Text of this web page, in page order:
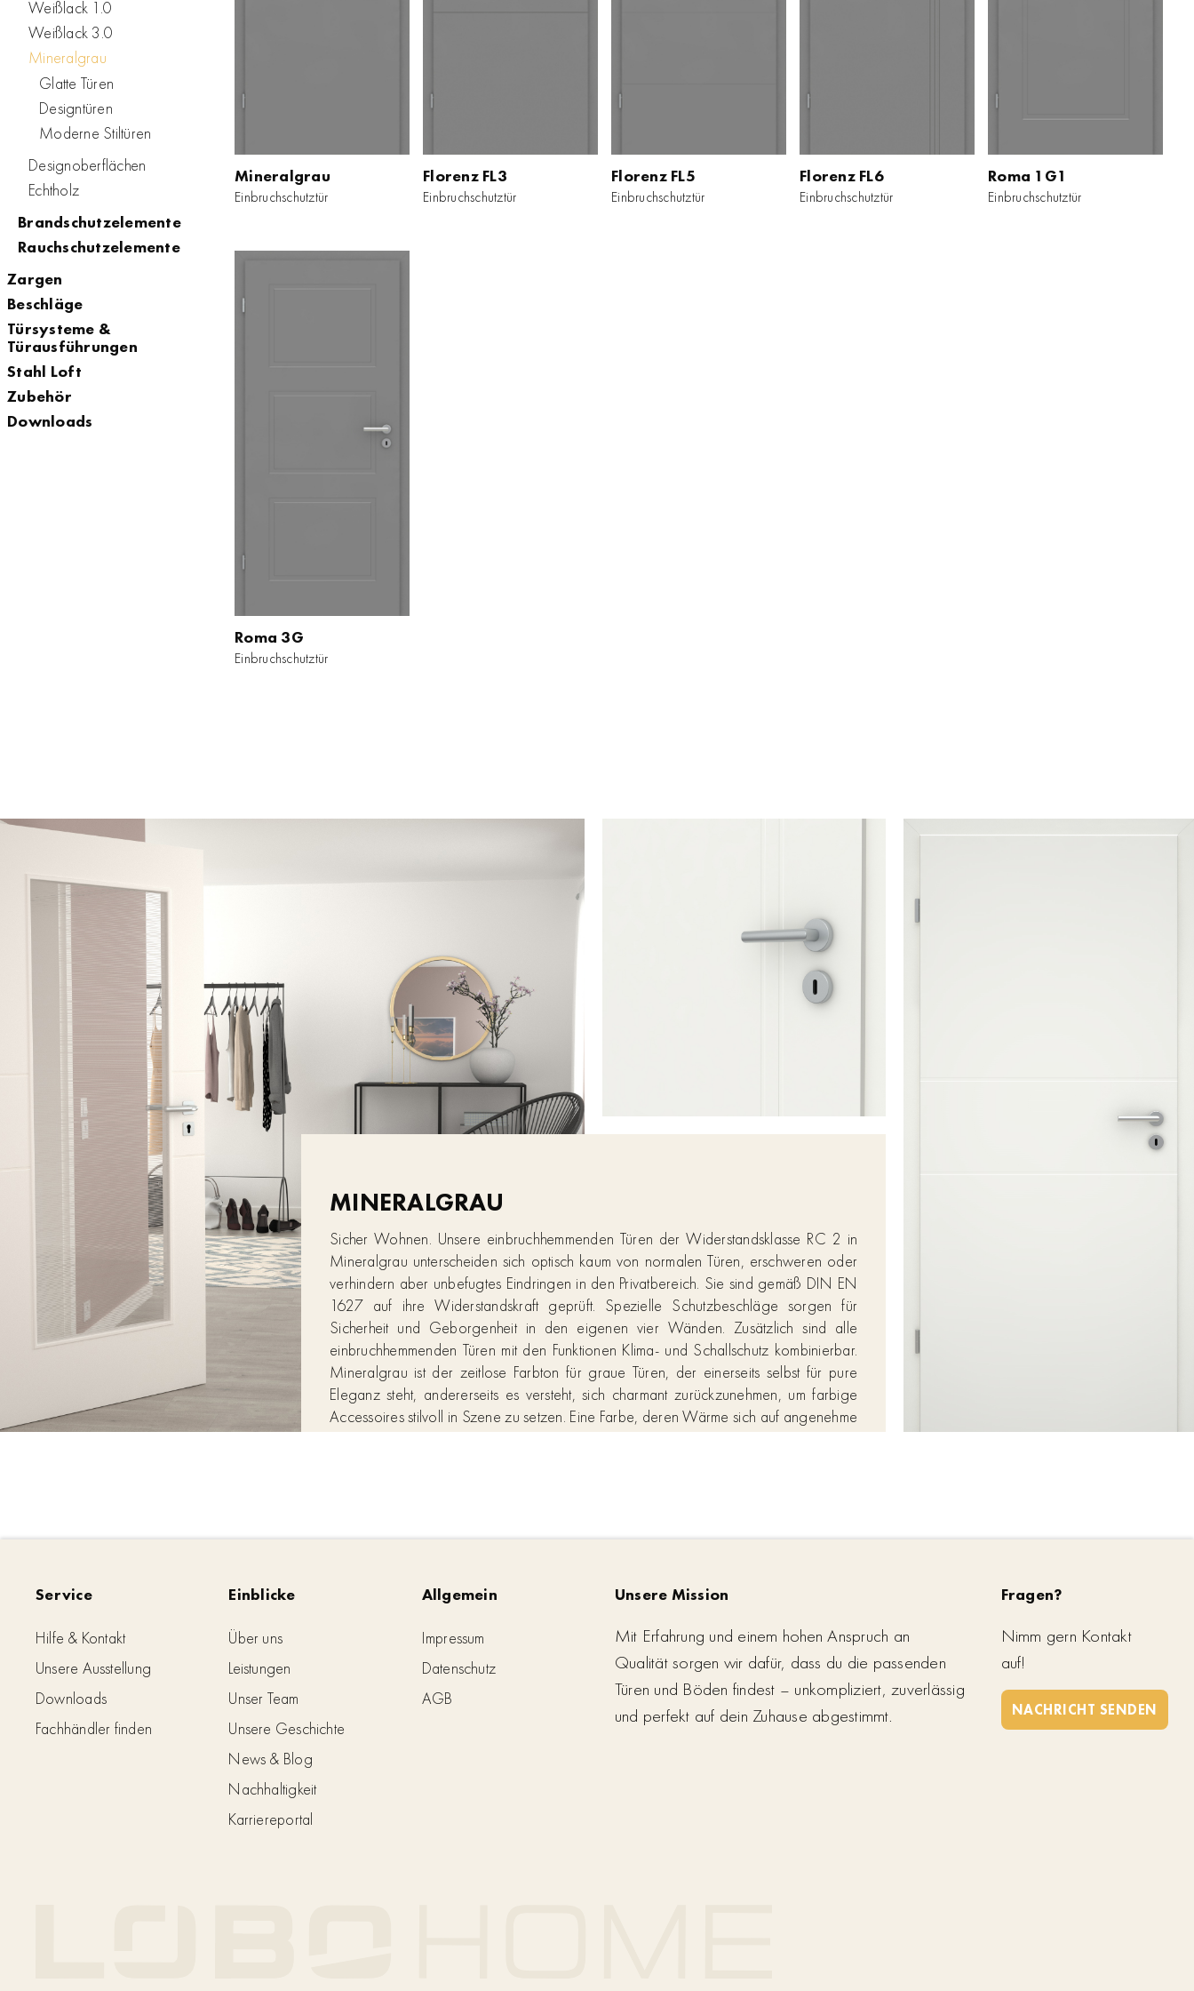
Weißlack 1.0
Weißlack 3.0
Mineralgrau
Glatte Türen
Designtüren
Moderne Stiltüren
Designoberflächen
Echtholz
Brandschutzelemente
Rauchschutzelemente
Zargen
Beschläge
Türsysteme &
Türausführungen
Stahl Loft
Zubehör
Downloads
Mineralgrau
Einbruchschutztür
Mineralgrau
Einbruchschutztür
Florenz FL3
Einbruchschutztür
Florenz FL3
Einbruchschutztür
Florenz FL5
Einbruchschutztür
Florenz FL5
Einbruchschutztür
Florenz FL6
Einbruchschutztür
Florenz FL6
Einbruchschutztür
Roma 1G1
Einbruchschutztür
Roma 1G1
Einbruchschutztür
Roma 3G
Einbruchschutztür
Roma 3G
Einbruchschutztür
MINERALGRAU
Sicher Wohnen. Unsere einbruchhemmenden Türen der Widerstandsklasse RC 2 in
Mineralgrau unterscheiden sich optisch kaum von normalen Türen, erschweren oder
verhindern aber unbefugtes Eindringen in den Privatbereich. Sie sind gemäß DIN EN
1627 auf ihre Widerstandskraft geprüft. Spezielle Schutzbeschläge sorgen für
Sicherheit und Geborgenheit in den eigenen vier Wänden. Zusätzlich sind alle
einbruchhemmenden Türen mit den Funktionen Klima- und Schallschutz kombinierbar.
Mineralgrau ist der zeitlose Farbton für graue Türen, der einerseits selbst für pure
Eleganz steht, andererseits es versteht, sich charmant zurückzunehmen, um farbige
Accessoires stilvoll in Szene zu setzen. Eine Farbe, deren Wärme sich auf angenehme
Weise ausbreitet und absolute Wertigkeit vermittelt. Eine Bandbreite an möglichen
Service
Hilfe & Kontakt
Unsere Ausstellung
Downloads
Fachhändler finden
Einblicke
Über uns
Leistungen
Unser Team
Unsere Geschichte
News & Blog
Nachhaltigkeit
Karriereportal
Allgemein
Impressum
Datenschutz
AGB
Unsere Mission
Mit Erfahrung und einem hohen Anspruch an
Qualität sorgen wir dafür, dass du die passenden
Türen und Böden findest – unkompliziert, zuverlässig
und perfekt auf dein Zuhause abgestimmt.
Fragen?
Nimm gern Kontakt
auf!
NACHRICHT SENDEN